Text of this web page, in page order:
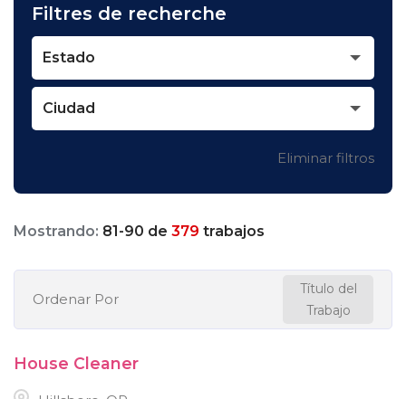
Filtres de recherche
Estado
Ciudad
Eliminar filtros
Mostrando: 81 -90 de 379 trabajos
Ordenar Por
Título del
Trabajo
House Cleaner